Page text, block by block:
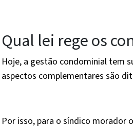
Qual lei rege os
Hoje, a gestão condominial tem
aspectos complementares são
Por isso, para o síndico morador